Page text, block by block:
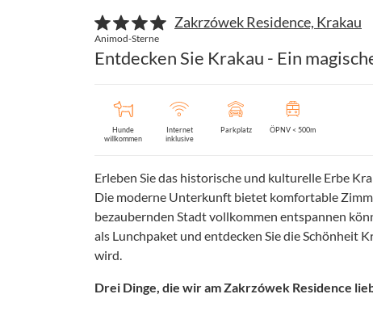
Animod-Sterne
Zakrzówek Residence, Krakau
Entdecken Sie Krakau - Ein
Hunde
willkommen
Internet
inklusive
Parkplatz ÖPNV < 500m
Erleben Sie das historische und kulturelle Erbe
Die moderne Unterkunft bietet komfortable
bezaubernden Stadt vollkommen entspannen
als Lunchpaket und entdecken Sie die Schönheit
wird.
Drei Dinge, die wir am Zakrzówek Residence